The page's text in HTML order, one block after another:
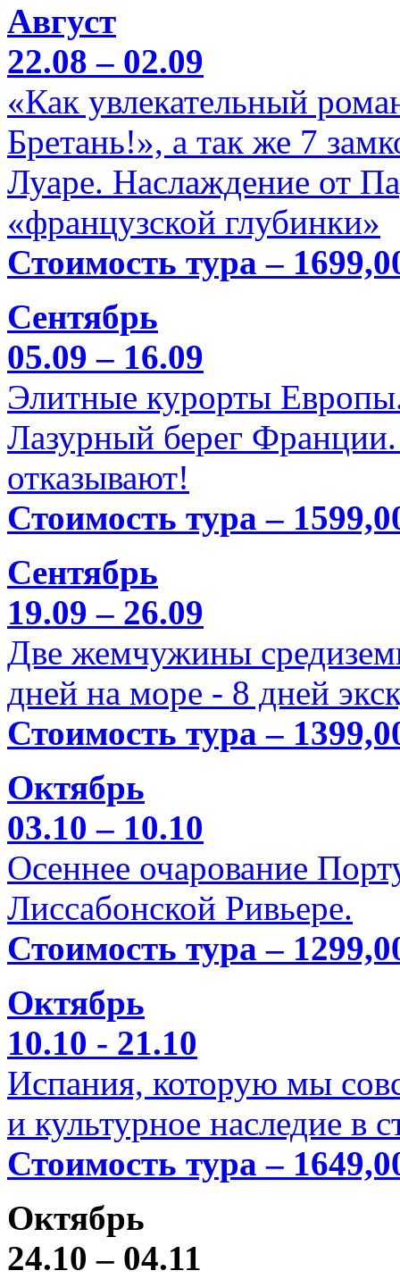
Август
22.08 – 02.09
«Как увлекательный
Бретань!», а так же 7
Луаре. Наслаждение от
«французской глубинки»
Стоимость тура –
Сентябрь
05.09 – 16.09
Элитные курорты
Лазурный берег
отказывают!
Стоимость тура –
Сентябрь
19.09 – 26.09
Две жемчужины
дней на море - 8 дней
Стоимость тура –
Октябрь
03.10 – 10.10
Осеннее очарование
Лиссабонской Ривьере.
Стоимость тура –
Октябрь
10.10 - 21.10
Испания, которую мы
и культурное наследие в
Стоимость тура –
Октябрь
24.10 – 04.11